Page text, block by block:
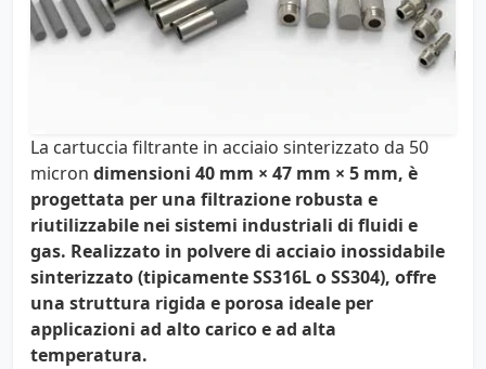
La cartuccia filtrante in acciaio sinterizzato da 50
micron dimensioni 40 mm × 47 mm × 5 mm, è
progettata per una filtrazione robusta e
riutilizzabile nei sistemi industriali di fluidi e
gas. Realizzato in polvere di acciaio inossidabile
sinterizzato (tipicamente SS316L o SS304), offre
una struttura rigida e porosa ideale per
applicazioni ad alto carico e ad alta
temperatura.